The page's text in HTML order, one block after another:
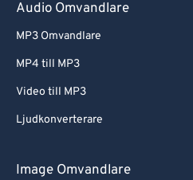
Audio Omvandlare
MP3 Omvandlare
MP4 till MP3
Video till MP3
Ljudkonverterare
Image Omvandlare